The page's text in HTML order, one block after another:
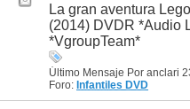
La gran aventura
(2014) DVDR *Audio
*VgroupTeam*
Último Mensaje Por anclari
Foro: Infantiles DVD